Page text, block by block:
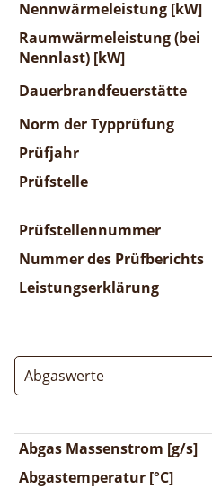
Nennwärmeleistung [kW]
Raumwärmeleistung (bei
Nennlast) [kW]
Dauerbrandfeuerstätte
Norm der Typprüfung
Prüfjahr
Prüfstelle
Prüfstellennummer
Nummer des Prüfberichts
Leistungserklärung
Abgaswerte
Abgas Massenstrom [g/s]
Abgastemperatur [°C]